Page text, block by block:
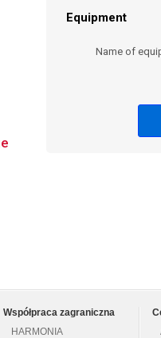
Equipment
Name of
Współpraca zagraniczna
HARMONIA